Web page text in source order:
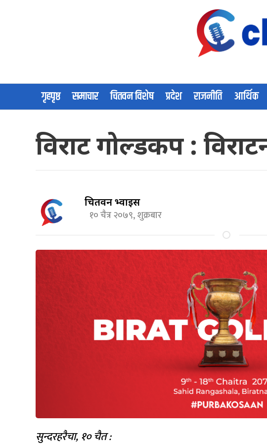
गृहपृष्ठ समाचार चितवन विशेष प्रदेश राजनीति आर्थिक
विराट गोल्डकप :
चितवन भ्वाईस
१० चैत्र २०७९, शुक्रबार
सुन्दरहरैचा, १० चैत :